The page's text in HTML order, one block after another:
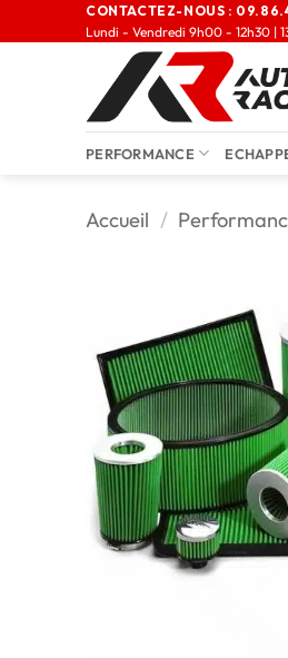
CONTACTEZ-NOUS :
Lundi - Vendredi 9h00 - 12h30 |
PERFORMANCE
Accueil /